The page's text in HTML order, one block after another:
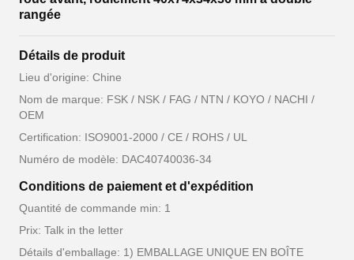
rangée
Détails de produit
Lieu d'origine: Chine
Nom de marque: FSK / NSK / FAG / NTN / KOYO / NACHI /
OEM
Certification: ISO9001-2000 / CE / ROHS / UL
Numéro de modèle: DAC40740036-34
Conditions de paiement et d'expédition
Quantité de commande min: 1
Prix: Talk in the letter
Détails d'emballage: 1) EMBALLAGE UNIQUE EN BOÎTE